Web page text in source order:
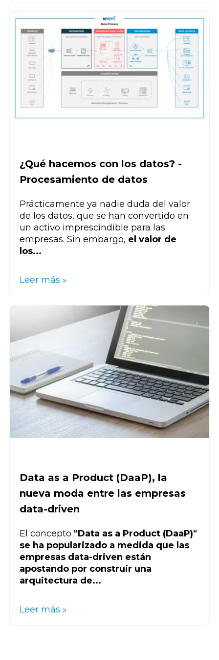
¿Qué hacemos con los datos? -
Procesamiento de datos
Prácticamente ya nadie duda del valor
de los datos, que se han convertido en
un activo imprescindible para las
empresas. Sin embargo, el valor de
los...
Leer más »
Data as a Product (DaaP), la
nueva moda entre las empresas
data-driven
El concepto "Data as a Product (DaaP)"
se ha popularizado a medida que las
empresas data-driven están
apostando por construir una
arquitectura de...
Leer más »